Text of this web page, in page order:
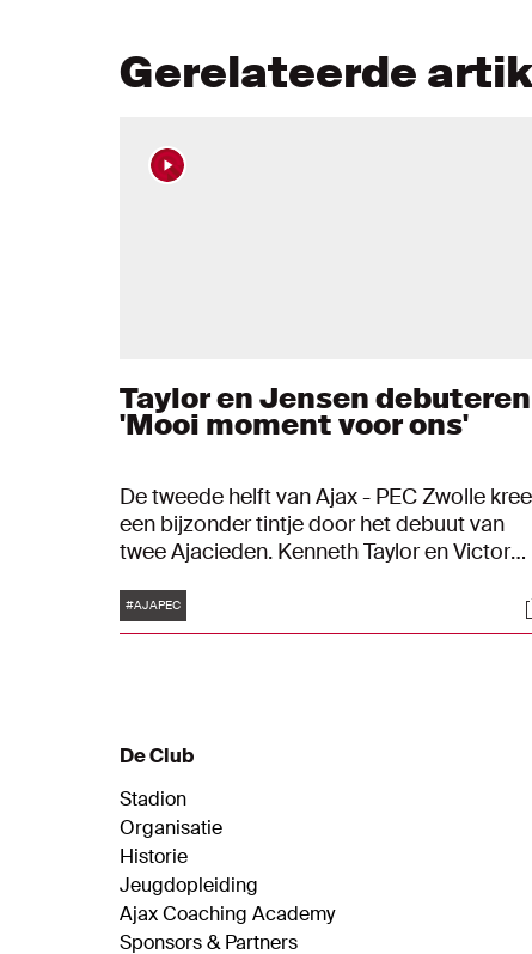
Gerelateerde
Taylor en Jensen
'Mooi moment voor ons'
De tweede helft van Ajax - PEC Zwolle
een bijzonder tintje door het debuut van
twee Ajacieden. Kenneth Taylor en Victor
minuten als speler in Ajax 1.
Tags
#AJAPEC
De Club
Stadion
Organisatie
Historie
Jeugdopleiding
Ajax Coaching Academy
Sponsors & Partners